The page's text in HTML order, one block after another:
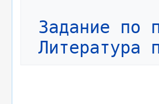
Задание по
Литература